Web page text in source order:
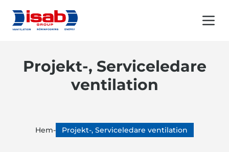
Projekt-, Serviceledare
ventilation
Hem- Projekt-, Serviceledare ventilation